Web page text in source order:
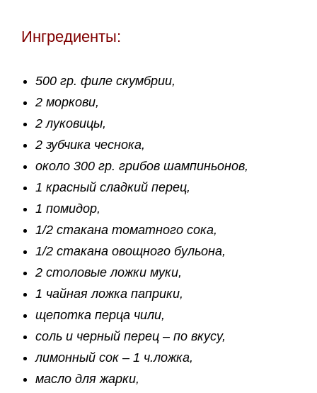
Ингредиенты:
500 гр. филе скумбрии,
2 моркови,
2 луковицы,
2 зубчика чеснока,
около 300 гр. грибов шампиньонов,
1 красный сладкий перец,
1 помидор,
1/2 стакана томатного сока,
1/2 стакана овощного бульона,
2 столовые ложки муки,
1 чайная ложка паприки,
щепотка перца чили,
соль и черный перец – по вкусу,
лимонный сок – 1 ч.ложка,
масло для жарки,